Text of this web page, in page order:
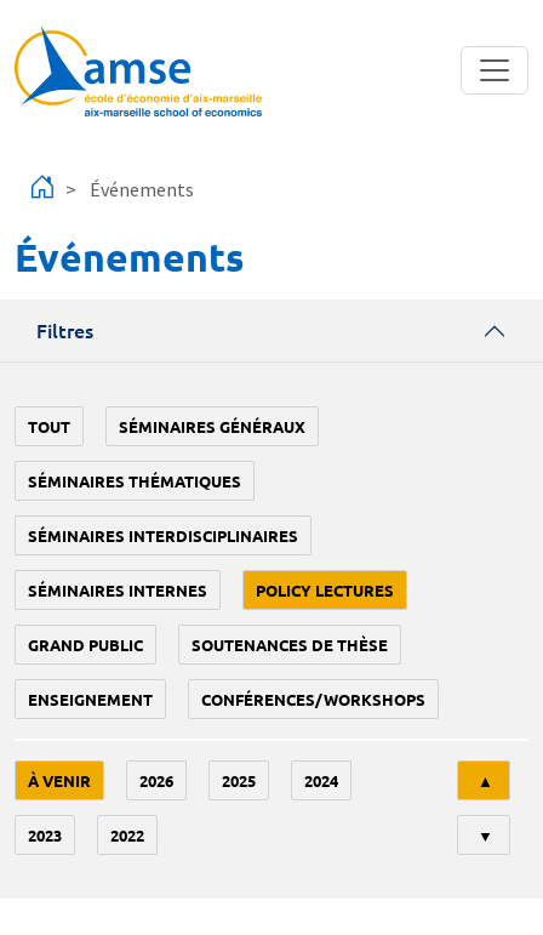
Événements
Événements
Filtres
TOUT SÉMINAIRES GÉNÉRAUX
SÉMINAIRES THÉMATIQUES
SÉMINAIRES INTERDISCIPLINAIRES
SÉMINAIRES INTERNES POLICY LECTURES
GRAND PUBLIC SOUTENANCES DE THÈSE
ENSEIGNEMENT CONFÉRENCES/WORKSHOPS
À VENIR 2026 2025 2024
2023 2022
▲
▼